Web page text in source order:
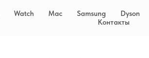
Watch Mac Samsung Dyson
Контакты